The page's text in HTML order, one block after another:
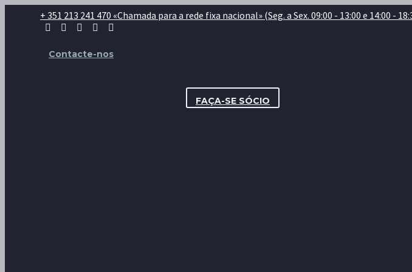
+ 351 213 241 470 «Chamada para a rede fixa nacional» (Seg. a Sex. 09:00 - 13:00 e 14:00 -
Contacte-nos
FAÇA-SE SÓCIO